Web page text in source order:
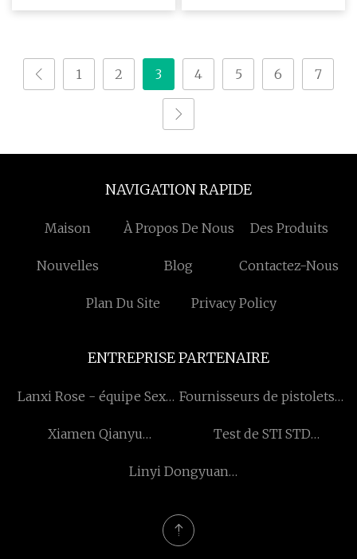
1 2 3 4 5 6 7
NAVIGATION RAPIDE
Maison À Propos De Nous Des Produits
Nouvelles Blog Contactez-Nous
Plan Du Site Privacy Policy
ENTREPRISE PARTENAIRE
Lanxi Rose - équipe Sexy
Fournisseurs de pistolets à
Chine
Xiamen Qianyu
Test de STI STD
Linyi Dongyuan
Ltd